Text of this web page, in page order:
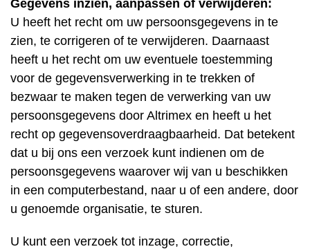
Gegevens inzien, aanpassen of verwijderen:
U heeft het recht om uw persoonsgegevens in te
zien, te corrigeren of te verwijderen. Daarnaast
heeft u het recht om uw eventuele toestemming
voor de gegevensverwerking in te trekken of
bezwaar te maken tegen de verwerking van uw
persoonsgegevens door Altrimex en heeft u het
recht op gegevensoverdraagbaarheid. Dat betekent
dat u bij ons een verzoek kunt indienen om de
persoonsgegevens waarover wij van u beschikken
in een computerbestand, naar u of een andere, door
u genoemde organisatie, te sturen.
U kunt een verzoek tot inzage, correctie,